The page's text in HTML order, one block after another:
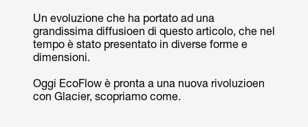
Un evoluzione che ha portato ad una
grandissima diffusioen di questo articolo, che nel
tempo è stato presentato in diverse forme e
dimensioni.
Oggi EcoFlow è pronta a una nuova rivoluzioen
con Glacier, scopriamo come.